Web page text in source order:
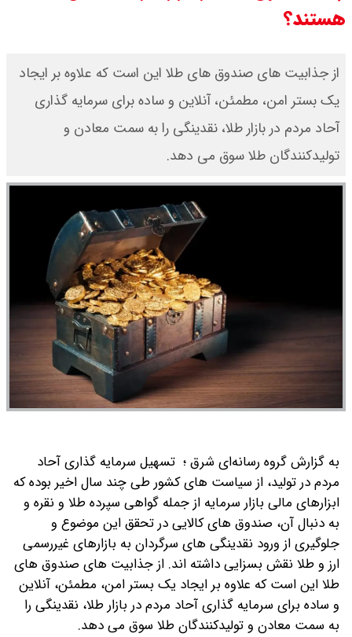
درصد افزایش می دهند
رهبر انقلاب با مسعود پزشکیان دیدار
کرد / درباره مشکلات کشور و تعامل
هستند؟
از جذابیت های صندوق های طلا این است که علاوه بر ایجاد
یک بستر امن، مطمئن، آنلاین و ساده برای سرمایه گذاری
آحاد مردم در بازار طلا، نقدینگی را به سمت معادن و
تولیدکنندگان طلا سوق می دهد.
به گزارش گروه رسانه‌ای شرق ؛ تسهیل سرمایه گذاری آحاد
مردم در تولید، از سیاست های کشور طی چند سال اخیر بوده که
ابزارهای مالی بازار سرمایه از جمله گواهی سپرده طلا و نقره و
به دنبال آن، صندوق های کالایی در تحقق این موضوع و
جلوگیری از ورود نقدینگی های سرگردان به بازارهای غیررسمی
ارز و طلا نقش بسزایی داشته اند. از جذابیت های صندوق های
طلا این است که علاوه بر ایجاد یک بستر امن، مطمئن، آنلاین
و ساده برای سرمایه گذاری آحاد مردم در بازار طلا، نقدینگی را
به سمت معادن و تولیدکنندگان طلا سوق می دهد.